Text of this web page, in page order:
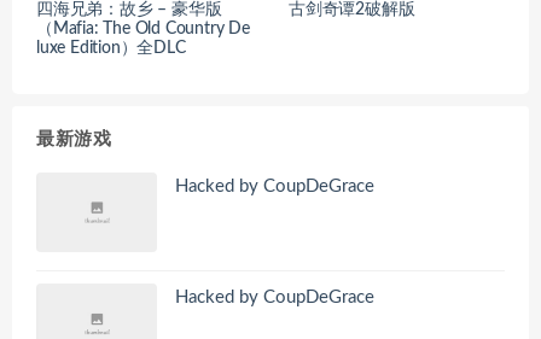
四海兄弟：故乡 – 豪华版
（Mafia: The Old Country De
luxe Edition）全DLC
古剑奇谭2破解版
最新游戏
Hacked by CoupDeGrace
Hacked by CoupDeGrace